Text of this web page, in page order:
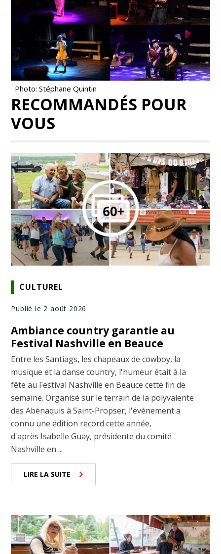
Photo: Stéphane Quintin
RECOMMANDÉS POUR
VOUS
CULTUREL
Publié le 2 août 2026
Ambiance country garantie au
Festival Nashville en Beauce
Entre les Santiags, les chapeaux de cowboy, la
musique et la danse country, l'humeur était à la
fête au Festival Nashville en Beauce cette fin de
semaine. Organisé sur le terrain de la polyvalente
des Abénaquis à Saint-Propser, l'événement a
connu une édition record cette année,
d'après Isabelle Guay, présidente du comité
Nashville en ...
LIRE LA SUITE